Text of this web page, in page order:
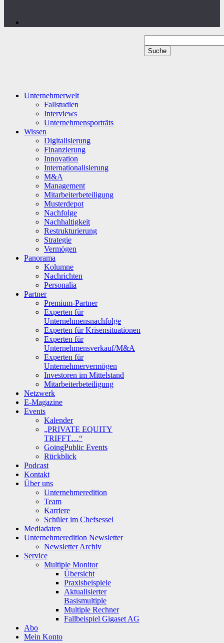
Unternehmerwelt
Fallstudien
Interviews
Unternehmensporträts
Wissen
Digitalisierung
Finanzierung
Innovation
Internationalisierung
M&A
Management
Mitarbeiterbeteiligung
Musterdepot
Nachfolge
Nachhaltigkeit
Restrukturierung
Strategie
Vermögen
Panorama
Kolumne
Nachrichten
Personalia
Partner
Premium-Partner
Experten für
Unternehmensnachfolge
Experten für Krisensituationen
Experten für
Unternehmensverkauf/M&A
Experten für
Unternehmervermögen
Investoren im Mittelstand
Mitarbeiterbeteiligung
Netzwerk
E-Magazine
Events
Kalender
„PRIVATE EQUITY
TRIFFT…“
GoingPublic Events
Rückblick
Podcast
Kontakt
Über uns
Unternehmeredition
Team
Karriere
Schüler im Chefsessel
Mediadaten
Unternehmeredition Newsletter
Newsletter Archiv
Service
Multiple Monitor
Übersicht
Praxisbeispiele
Aktualisierter
Basismultiple
Multiple Rechner
Fallbeispiel Gigaset AG
Abo
Mein Konto